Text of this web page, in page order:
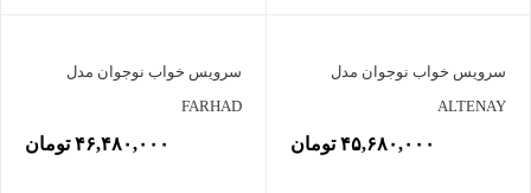
سرویس خواب نوجوان مدل
ALTENAY
۴۵,۶۸۰,۰۰۰ تومان
سرویس خواب نوجوان مدل
FARHAD
۴۶,۴۸۰,۰۰۰ تومان